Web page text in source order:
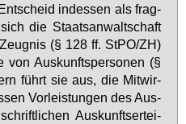
in­des­sen als frag­
die Staats­an­walt­schaft
(§ 128 ff. StPO/ZH)
von Aus­kunfts­per­so­nen (§
führt sie aus, die Mit­wir­
Vor­leis­tun­gen des Aus­
Aus­kunfts­er­tei­